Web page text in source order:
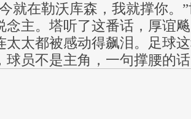
就在勒沃库森，我就撑你。
念主。塔听了这番话，厚谊
太太都被感动得飙泪。足球
球员不是主角，一句撑腰的